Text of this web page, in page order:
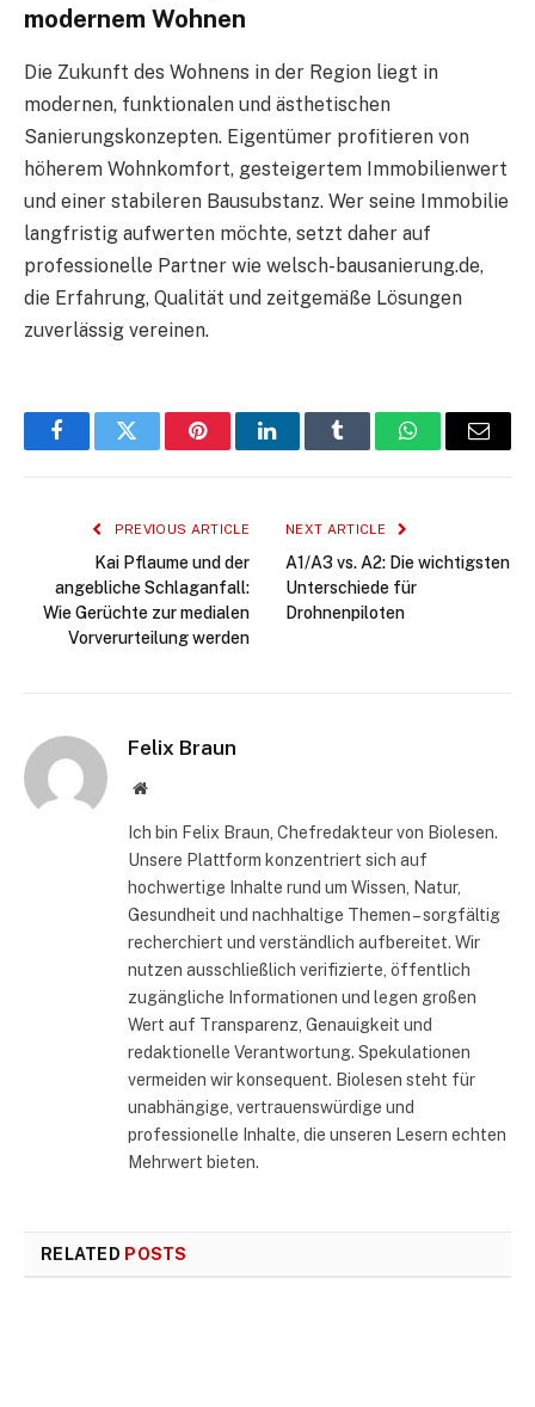
modernem Wohnen
Die Zukunft des Wohnens in der Region liegt in
modernen, funktionalen und ästhetischen
Sanierungskonzepten. Eigentümer profitieren von
höherem Wohnkomfort, gesteigertem Immobilienwert
und einer stabileren Bausubstanz. Wer seine Immobilie
langfristig aufwerten möchte, setzt daher auf
professionelle Partner wie welsch-bausanierung.de,
die Erfahrung, Qualität und zeitgemäße Lösungen
zuverlässig vereinen.
FacebookTwitter PinterestLinkedInTumblr WhatsAppEmail
PREVIOUS ARTICLE
Kai Pflaume und der
angebliche Schlaganfall:
Wie Gerüchte zur medialen
Vorverurteilung werden
NEXT ARTICLE
A1/A3 vs. A2: Die wichtigsten
Unterschiede für
Drohnenpiloten
Felix Braun
Website
Ich bin Felix Braun, Chefredakteur von Biolesen.
Unsere Plattform konzentriert sich auf
hochwertige Inhalte rund um Wissen, Natur,
Gesundheit und nachhaltige Themen – sorgfältig
recherchiert und verständlich aufbereitet. Wir
nutzen ausschließlich verifizierte, öffentlich
zugängliche Informationen und legen großen
Wert auf Transparenz, Genauigkeit und
redaktionelle Verantwortung. Spekulationen
vermeiden wir konsequent. Biolesen steht für
unabhängige, vertrauenswürdige und
professionelle Inhalte, die unseren Lesern echten
Mehrwert bieten.
RELATED POSTS